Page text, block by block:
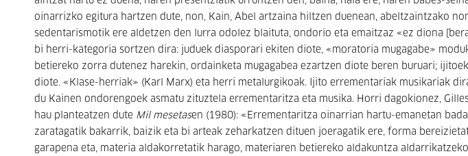
oinarrizko egitura hartzen dute, non, Kain, Abel artzaina hiltzen duenean, abeltzaintzako
sedentarismotik ere aldetzen den lurra odolez blaituta, ondorio eta emaitzaz «ez diona
bi herri-kategoria sortzen dira: juduek diasporari ekiten diote, «moratoria mugagabe»
betiereko zorra dutenez harekin, ordainketa mugagabea ezartzen diote beren buruari;
diote. «Klase-herriak» (Karl Marx) eta herri metalurgikoak. Ijito errementariak musikariak
du Kainen ondorengoek asmatu zituztela errementaritza eta musika. Horri dagokionez,
hau planteatzen dute Mil mesetasen (1980): «Errementaritza oinarrian hartu-emanetan
zaratagatik bakarrik, baizik eta bi arteak zeharkatzen dituen joeragatik ere, forma
garapena eta, materia aldakorretatik harago, materiaren betiereko aldakuntza